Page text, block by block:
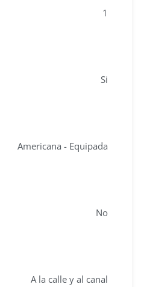
1
Si
Americana - Equipada
No
A la calle y al canal